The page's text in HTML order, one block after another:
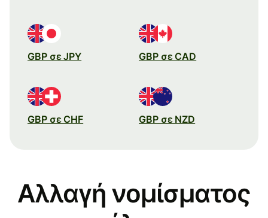
GBP σε JPY GBP σε CAD
GBP σε CHF GBP σε NZD
Αλλαγή νομίσματος